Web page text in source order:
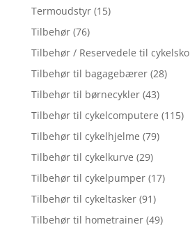
Termoudstyr (15)
Tilbehør (76)
Tilbehør / Reservedele til cykelsko
Tilbehør til bagagebærer (28)
Tilbehør til børnecykler (43)
Tilbehør til cykelcomputere (115)
Tilbehør til cykelhjelme (79)
Tilbehør til cykelkurve (29)
Tilbehør til cykelpumper (17)
Tilbehør til cykeltasker (91)
Tilbehør til hometrainer (49)